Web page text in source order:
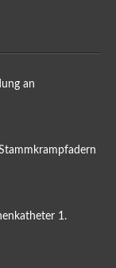
an
1.